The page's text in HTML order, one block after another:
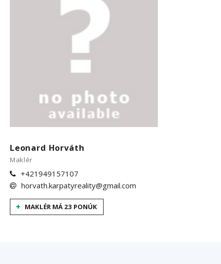
Leonard Horváth
Maklér
+421949157107
horvath.karpatyreality@gmail.com
MAKLÉR MÁ 23 PONÚK